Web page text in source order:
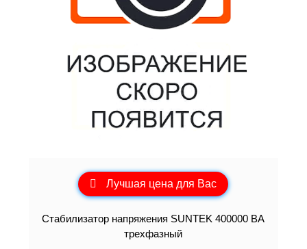
Лучшая цена для Вас
Стабилизатор напряжения SUNTEK 400000 ВА
трехфазный